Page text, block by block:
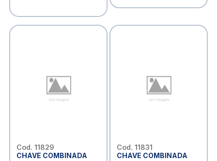
Cod. 11829
CHAVE COMBINADA
Cod. 11831
CHAVE COMBINADA